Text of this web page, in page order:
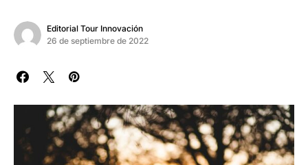
Editorial Tour Innovación
26 de septiembre de 2022